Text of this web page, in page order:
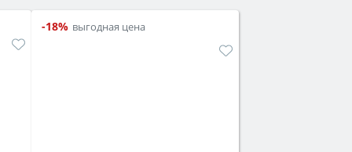
-18% выгодная цена